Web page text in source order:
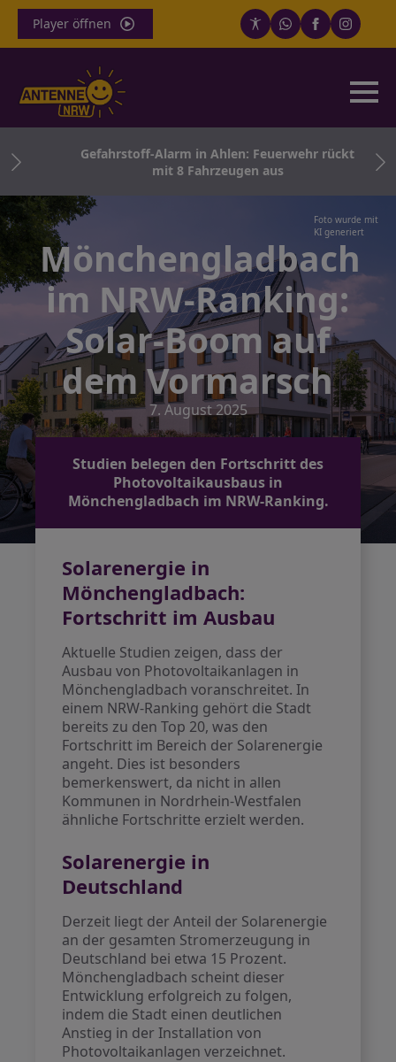
Player öffnen
Gefahrstoff-Alarm in Ahlen: Feuerwehr rückt
mit 8 Fahrzeugen aus
Foto wurde mit
KI generiert
Mönchengladbach
im NRW-Ranking:
Solar-Boom auf
dem Vormarsch
7. August 2025
Studien belegen den Fortschritt des
Photovoltaikausbaus in
Mönchengladbach im NRW-Ranking.
Solarenergie in
Mönchengladbach:
Fortschritt im Ausbau
Aktuelle Studien zeigen, dass der
Ausbau von Photovoltaikanlagen in
Mönchengladbach voranschreitet. In
einem NRW-Ranking gehört die Stadt
bereits zu den Top 20, was den
Fortschritt im Bereich der Solarenergie
angeht. Dies ist besonders
bemerkenswert, da nicht in allen
Kommunen in Nordrhein-Westfalen
ähnliche Fortschritte erzielt werden.
Solarenergie in
Deutschland
Derzeit liegt der Anteil der Solarenergie
an der gesamten Stromerzeugung in
Deutschland bei etwa 15 Prozent.
Mönchengladbach scheint dieser
Entwicklung erfolgreich zu folgen,
indem die Stadt einen deutlichen
Anstieg in der Installation von
Photovoltaikanlagen verzeichnet.